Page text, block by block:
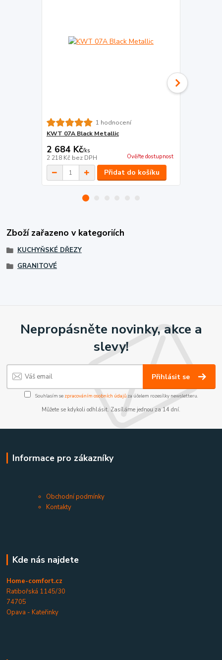
1 hodnocení
KWT 07A Black Metallic
2 684 Kč/ks
2 218 Kč bez DPH Ověřte dostupnost
Přidat do košíku
Zboží zařazeno v kategoriích
KUCHYŇSKÉ DŘEZY
GRANITOVÉ
Nepropásněte novinky, akce a
slevy!
Přihlásit se
Souhlasím se zpracováním osobních údajůza účelem rozesílky newsletteru.
Můžete se kdykoli odhlásit. Zasíláme jednou za 14 dní.
Informace pro zákazníky
Obchodní podmínky
Kontakty
Kde nás najdete
Home-comfort.cz
Ratibořská 1145/30
74705
Opava - Kateřinky